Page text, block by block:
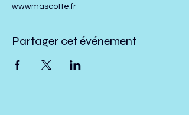
wwwmascotte.fr
Partager cet événement